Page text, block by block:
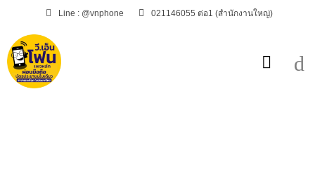
Line : @vnphone 021146055 ต่อ1 (สำนักงานใหญ่)